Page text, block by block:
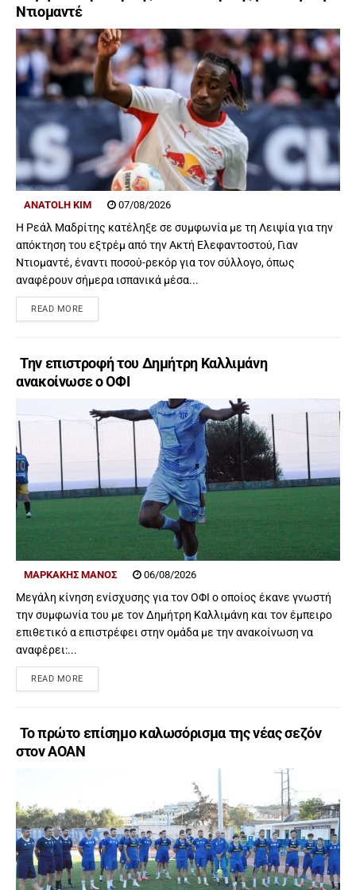
Ντιομαντέ
ANATOLH KIM 07/08/2026
Η Ρεάλ Μαδρίτης κατέληξε σε συμφωνία με τη Λειψία για την
απόκτηση του εξτρέμ από την Ακτή Ελεφαντοστού, Γιαν
Ντιομαντέ, έναντι ποσού-ρεκόρ για τον σύλλογο, όπως
αναφέρουν σήμερα ισπανικά μέσα...
READ MORE
Την επιστροφή του Δημήτρη Καλλιμάνη
ανακοίνωσε ο ΟΦΙ
ΜΑΡΚΑΚΗΣ ΜΑΝΟΣ 06/08/2026
Μεγάλη κίνηση ενίσχυσης για τον ΟΦΙ ο οποίος έκανε γνωστή
την συμφωνία του με τον Δημήτρη Καλλιμάνη και τον έμπειρο
επιθετικό α επιστρέφει στην ομάδα με την ανακοίνωση να
αναφέρει:...
READ MORE
Το πρώτο επίσημο καλωσόρισμα της νέας σεζόν
στον ΑΟΑΝ